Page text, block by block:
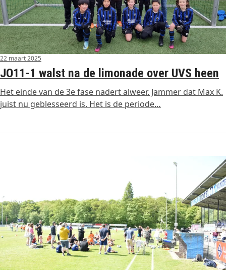
22 maart 2025
JO11-1 walst na de limonade over UVS heen
Het einde van de 3e fase nadert alweer. Jammer dat Max K.
juist nu geblesseerd is. Het is de periode…